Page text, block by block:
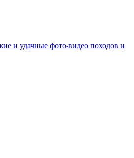
и удачные фото-видео походов и